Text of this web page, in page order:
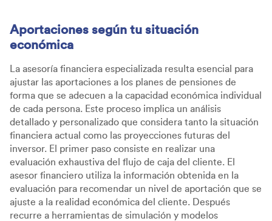
Aportaciones según tu situación
económica
La asesoría financiera especializada resulta esencial para
ajustar las aportaciones a los planes de pensiones de
forma que se adecuen a la capacidad económica individual
de cada persona. Este proceso implica un análisis
detallado y personalizado que considera tanto la situación
financiera actual como las proyecciones futuras del
inversor. El primer paso consiste en realizar una
evaluación exhaustiva del flujo de caja del cliente. El
asesor financiero utiliza la información obtenida en la
evaluación para recomendar un nivel de aportación que se
ajuste a la realidad económica del cliente. Después
recurre a herramientas de simulación y modelos